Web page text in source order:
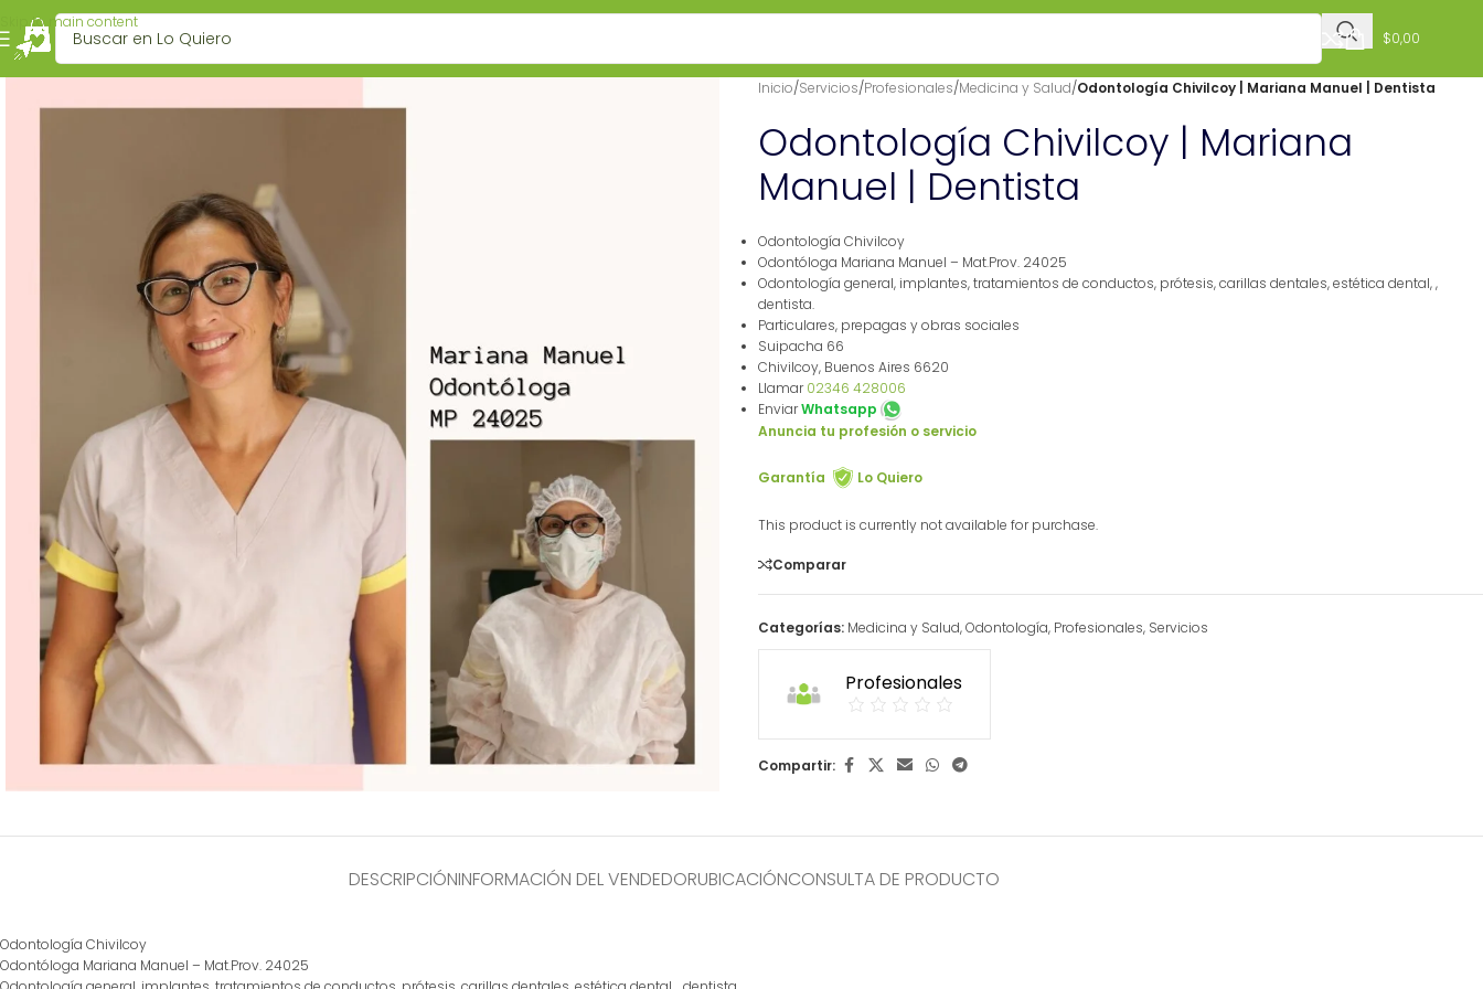
Skip to main content
$0,00
Inicio/Servicios/Profesionales/Medicina y Salud/Odontología Chivilcoy | Mariana Manuel | Dentista
Odontología Chivilcoy | Mariana
Manuel | Dentista
Odontología Chivilcoy
Odontóloga Mariana Manuel – Mat.Prov. 24025
Odontología general, implantes, tratamientos de conductos, prótesis, carillas dentales, estética dental, ,
dentista.
Particulares, prepagas y obras sociales
Suipacha 66
Chivilcoy, Buenos Aires 6620
Llamar02346 428006
EnviarWhatsapp
Anuncia tu profesión o servicio
Garantía Lo Quiero
This product is currently not available for purchase.
Comparar
Categorías: Medicina y Salud,Odontología, Profesionales, Servicios
Profesionales
Compartir:
DESCRIPCIÓNINFORMACIÓN DEL VENDEDORUBICACIÓNCONSULTA DE PRODUCTO
Odontología Chivilcoy
Odontóloga Mariana Manuel – Mat.Prov. 24025